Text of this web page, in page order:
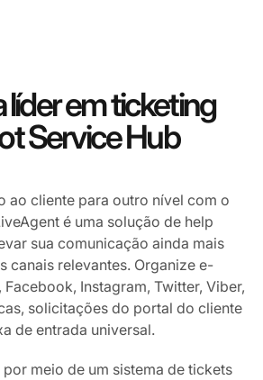
líder em ticketing
Service Hub
ao cliente para outro nível com o
é uma solução de help
sua comunicação ainda mais
canais relevantes. Organize e-
Instagram, Twitter, Viber,
solicitações do portal do cliente
de entrada universal.
meio de um sistema de tickets